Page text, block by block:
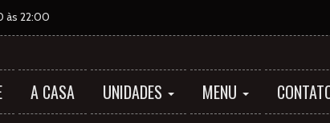
às 22:00
A CASA UNIDADES MENU